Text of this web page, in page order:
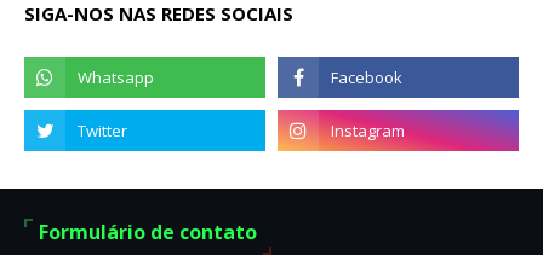
SIGA-NOS NAS REDES SOCIAIS
Formulário de contato